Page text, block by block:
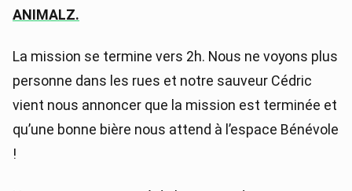
ANIMALZ.
La mission se termine vers 2h. Nous ne voyons plus
personne dans les rues et notre sauveur Cédric
vient nous annoncer que la mission est terminée et
qu’une bonne bière nous attend à l’espace Bénévole
!